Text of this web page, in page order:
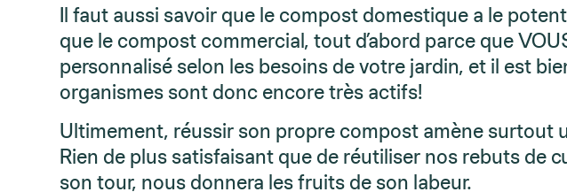
Il faut aussi savoir que le compost domestique a le
que le compost commercial, tout d’abord parce que
personnalisé selon les besoins de votre jardin, et il est
organismes sont donc encore très actifs!
Ultimement, réussir son propre compost amène surtout
Rien de plus satisfaisant que de réutiliser nos rebuts de
son tour, nous donnera les fruits de son labeur.